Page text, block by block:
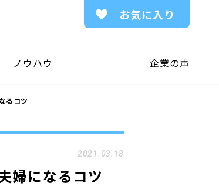
ノウハウ 企業の声
お気に入り
るコツ
婦になるコツ
2021.03.18